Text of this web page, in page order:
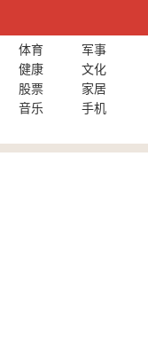
体育
军事
健康
文化
股票
家居
音乐
手机